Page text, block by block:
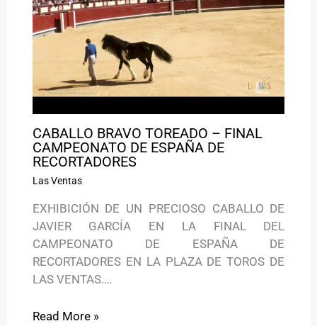
CABALLO BRAVO TOREADO – FINAL
CAMPEONATO DE ESPAÑA DE
RECORTADORES
Las Ventas
EXHIBICIÓN DE UN PRECIOSO CABALLO DE
JAVIER GARCÍA EN LA FINAL DEL
CAMPEONATO DE ESPAÑA DE
RECORTADORES EN LA PLAZA DE TOROS DE
LAS VENTAS.…
Read More »